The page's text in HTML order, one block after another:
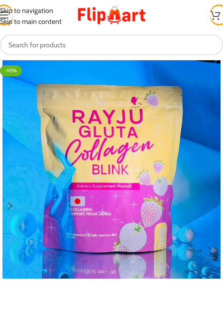
Skip to navigation
Skip to main content
-10%